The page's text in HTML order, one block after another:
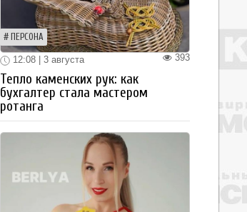
ПЕРСОНА
393
12:08 | 3 августа
Тепло каменских рук: как
бухгалтер стала мастером
ротанга